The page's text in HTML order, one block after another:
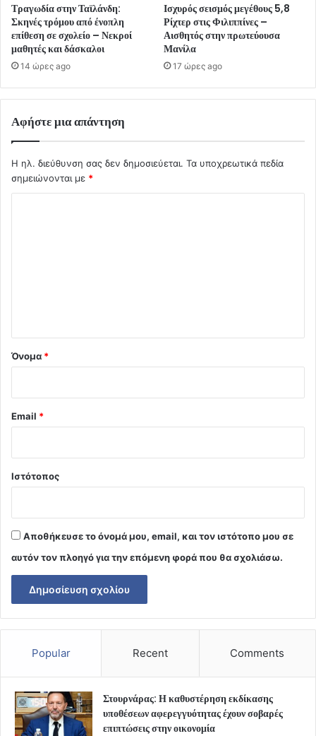
Τραγωδία στην Ταϊλάνδη:
Σκηνές τρόμου από ένοπλη
επίθεση σε σχολείο – Νεκροί
μαθητές και δάσκαλοι
14 ώρες ago
Ισχυρός σεισμός μεγέθους 5,8
Ρίχτερ στις Φιλιππίνες –
Αισθητός στην πρωτεύουσα
Μανίλα
17 ώρες ago
Αφήστε μια απάντηση
Η ηλ. διεύθυνση σας δεν δημοσιεύεται. Τα υποχρεωτικά πεδία
σημειώνονται με *
Όνομα *
Email *
Ιστότοπος
Αποθήκευσε το όνομά μου, email, και τον ιστότοπο μου σε
αυτόν τον πλοηγό για την επόμενη φορά που θα σχολιάσω.
Popular Recent Comments
Στουρνάρας: Η καθυστέρηση εκδίκασης
υποθέσεων αφερεγγυότητας έχουν σοβαρές
επιπτώσεις στην οικονομία